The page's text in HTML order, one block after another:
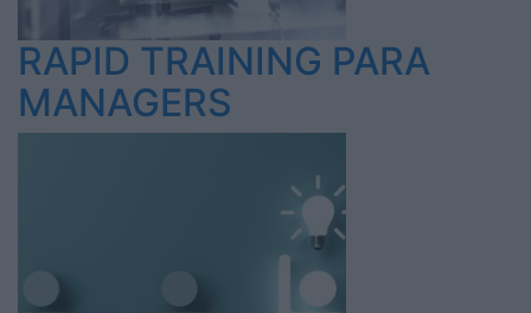
RAPID TRAINING PARA
MANAGERS